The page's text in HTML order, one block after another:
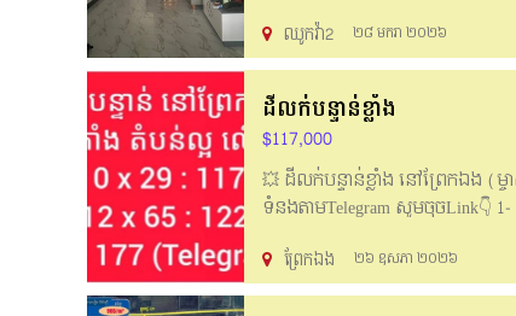
ឈូកវ៉ា2 ២៨ មករា ២០២៦
ដីលក់បន្ទាន់ខ្លាំង
$117,000
💥 ដីលក់បន្ទាន់ខ្លាំង នៅព្រែកឯង (ម្
ទំនងតាមTelegram សូមចុចLink👇 1-
ព្រែកឯង ២៦ ឧសភា ២០២៦